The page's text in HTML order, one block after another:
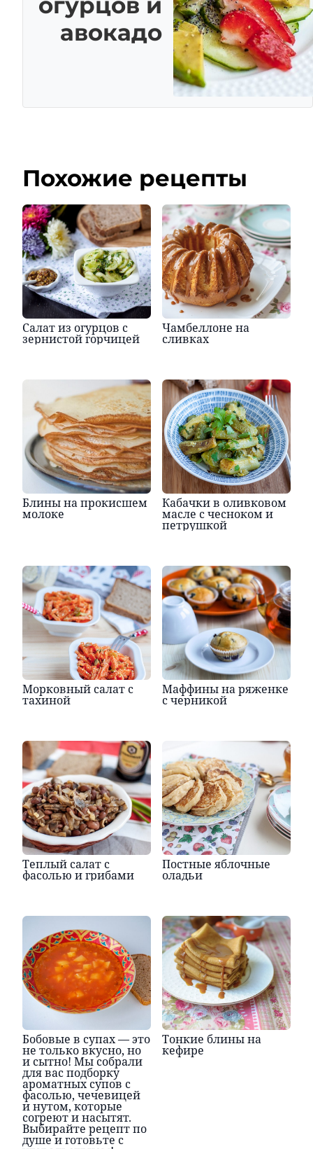
авокадо
Похожие рецепты
Салат из огурцов с
зернистой горчицей
Чамбеллоне на
сливках
Блины на прокисшем
молоке
Кабачки в оливковом
масле с чесноком и
петрушкой
Морковный салат с
тахиной
Маффины на ряженке
с черникой
Теплый салат с
фасолью и грибами
Постные яблочные
оладьи
Бобовые в супах — это
не только вкусно, но
и сытно! Мы собрали
для вас подборку
ароматных супов с
фасолью, чечевицей
и нутом, которые
согреют и насытят.
Выбирайте рецепт по
душе и готовьте с
Тонкие блины на
кефире